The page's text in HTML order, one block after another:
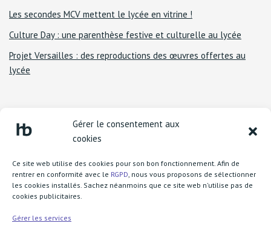
Gérer le consentement aux
cookies
Ce site web utilise des cookies pour son bon fonctionnement. Afin de
rentrer en conformité avec le RGPD, nous vous proposons de sélectionner
les cookies installés. Sachez néanmoins que ce site web n'utilise pas de
cookies publicitaires.
Gérer les services
Les secondes MCV mettent le lycée en vitrine !
Culture Day : une parenthèse festive et culturelle au lycée
Projet Versailles : des reproductions des œuvres offertes au
lycée
Lycée Henri Becquerel
1 boulevard Henri Rousselle